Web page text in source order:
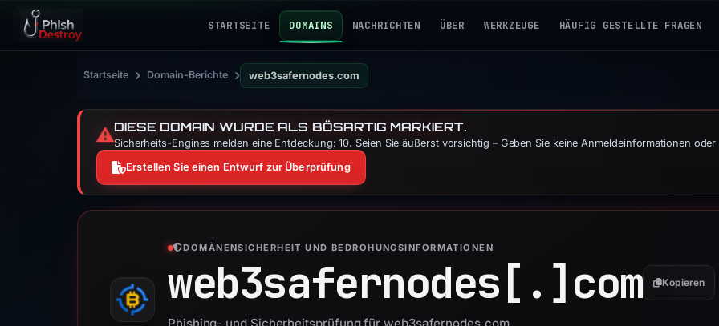
STARTSEITE DOMAINS NACHRICHTEN ÜBER WERKZEUGE HÄUFIG GESTELLTE FRAGEN
Startseite › Domain-Berichte › web3safernodes.com
⚠️DIESE DOMAIN WURDE ALS BÖSARTIG MARKIERT.
Sicherheits-Engines melden eine Entdeckung: 10. Seien Sie äußerst vorsichtig – Geben Sie keine Anmeldeinformationen
Erstellen Sie einen Entwurf zur Überprüfung
DOMÄNENSICHERHEIT UND BEDROHUNGSINFORMATIONEN
web3safernodes[.]com Kopieren